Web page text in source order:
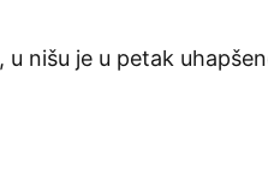
u nišu je u petak